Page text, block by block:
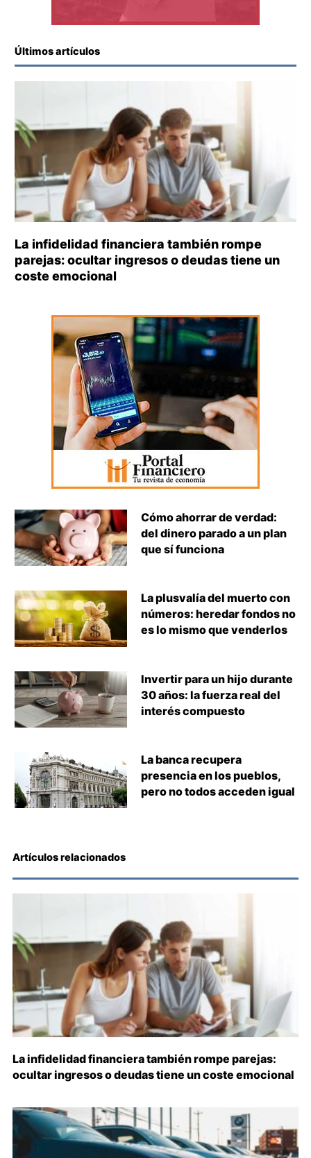
Últimos artículos
La infidelidad financiera también rompe
parejas: ocultar ingresos o deudas tiene un
coste emocional
Cómo ahorrar de verdad:
del dinero parado a un plan
que sí funciona
La plusvalía del muerto con
números: heredar fondos no
es lo mismo que venderlos
Invertir para un hijo durante
30 años: la fuerza real del
interés compuesto
La banca recupera
presencia en los pueblos,
pero no todos acceden igual
Artículos relacionados
La infidelidad financiera también rompe parejas:
ocultar ingresos o deudas tiene un coste emocional